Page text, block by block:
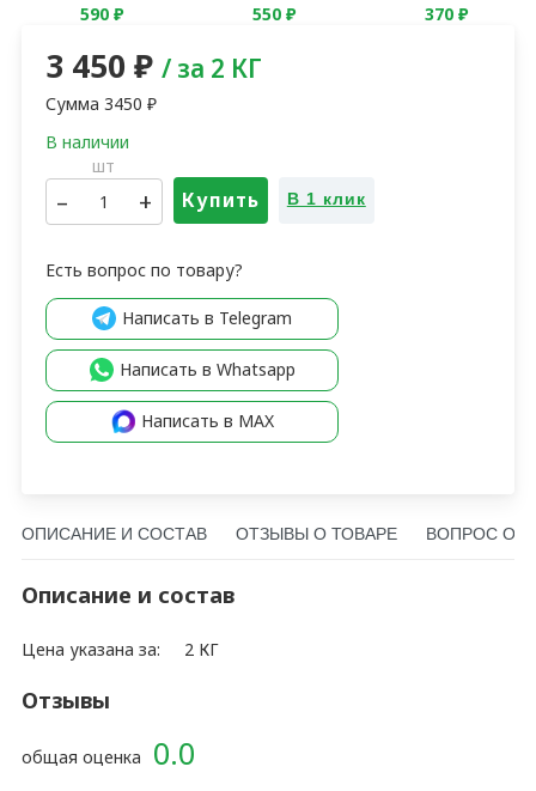
590₽ 550₽ 370₽
3 450 ₽ / за 2 КГ
Сумма 3450 ₽
шт
– + Купить В 1 клик
Есть вопрос по товару?
Написать в Telegram
Написать в Whatsapp
Написать в MAX
ОПИСАНИЕ И СОСТАВ ОТЗЫВЫ О ТОВАРЕ ВОПРОС О
Описание и состав
Цена указана за: 2 КГ
Отзывы
0.0
общая оценка